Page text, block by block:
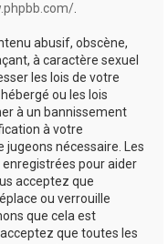
.
abusif, obscène,
à caractère sexuel
les lois de votre
ou les lois
à un bannissement
à votre
jugeons nécessaire. Les
pour aider
acceptez que
ou verrouille
que cela est
que toutes les